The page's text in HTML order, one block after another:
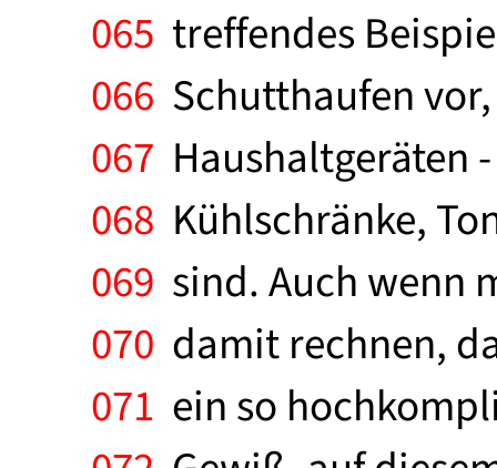
065 treffendes
066 Schutthaufen
067 Haushaltgeräten
068 Kühlschränke,
069 sind. Auch wenn
070 damit rechnen,
071 ein so